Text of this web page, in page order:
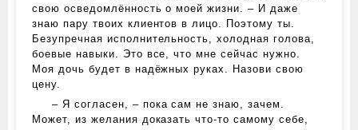
свою осведомлённость о моей жизни. – И даже
знаю пару твоих клиентов в лицо. Поэтому ты.
Безупречная исполнительность, холодная голова,
боевые навыки. Это все, что мне сейчас нужно.
Моя дочь будет в надёжных руках. Назови свою
цену.
– Я согласен, – пока сам не знаю, зачем.
Может, из желания доказать что-то самому себе,